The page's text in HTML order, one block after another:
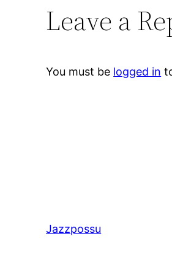
Leave a
You must be logged in
Jazzpossu